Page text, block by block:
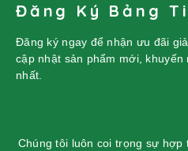
Đăng Ký Bảng
Đăng ký ngay để nhận ưu đãi
cập nhật sản phẩm mới,
nhất.
Chúng tôi luôn coi trọng sự